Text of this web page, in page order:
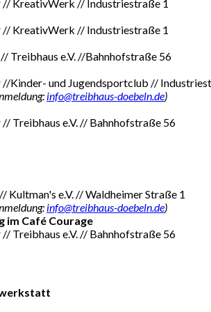
// KreativWerk // Industriestraße 1
// KreativWerk // Industriestraße 1
Treibhaus e.V. //Bahnhofstraße 56
//Kinder- und Jugendsportclub //
info@treibhaus-doebeln.de)
Treibhaus e.V. // Bahnhofstraße 56
Kultman's e.V. // Waldheimer Straße 1
info@treibhaus-doebeln.de)
im Café Courage
Treibhaus e.V. // Bahnhofstraße 56